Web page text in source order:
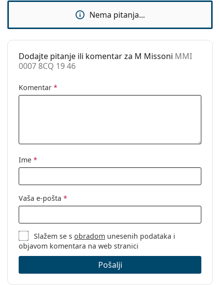
Ne
Kutijica:
Da
čišćenje:
Da
Ostalo
Spol:
Ženske
Nema pitanja...
Dodajte pitanje ili komentar za M Missoni MMI
0007 8CQ 19 46
Komentar *
Ime *
Vaša e-pošta *
Slažem se sobradom unesenih podataka i
objavom komentara na web stranici
Pošalji